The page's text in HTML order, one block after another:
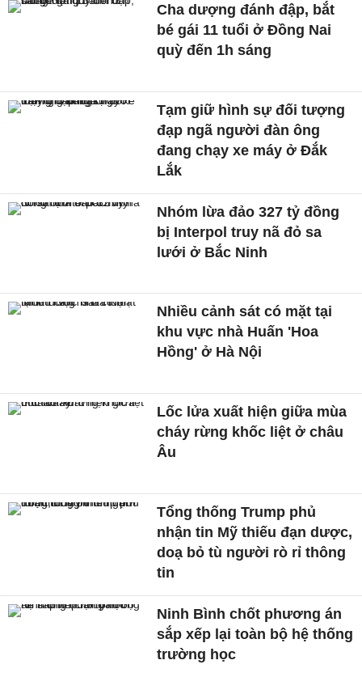
Cha dượng đánh đập, bắt
bé gái 11 tuổi ở Đồng Nai
quỳ đến 1h sáng
Tạm giữ hình sự đối tượng
đạp ngã người đàn ông
đang chạy xe máy ở Đắk
Lắk
Nhóm lừa đảo 327 tỷ đồng
bị Interpol truy nã đỏ sa
lưới ở Bắc Ninh
Nhiều cảnh sát có mặt tại
khu vực nhà Huấn 'Hoa
Hồng' ở Hà Nội
Lốc lửa xuất hiện giữa mùa
cháy rừng khốc liệt ở châu
Âu
Tổng thống Trump phủ
nhận tin Mỹ thiếu đạn dược,
doạ bỏ tù người rò rỉ thông
tin
Ninh Bình chốt phương án
sắp xếp lại toàn bộ hệ thống
trường học